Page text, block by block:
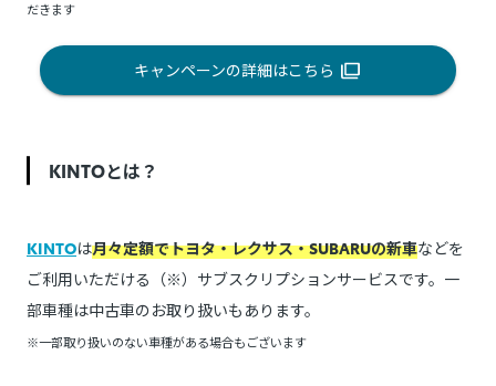
だきます
キャンペーンの詳細はこちら
KINTOとは？
KINTOは月々定額でトヨタ・レクサス・SUBARUの新車などを
ご利用いただける（※）サブスクリプションサービスです。一
部車種は中古車のお取り扱いもあります。
※一部取り扱いのない車種がある場合もございます